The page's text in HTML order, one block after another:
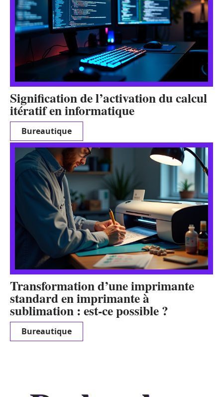
Signification de l’activation du calcul
itératif en informatique
Bureautique
Transformation d’une imprimante
standard en imprimante à
sublimation : est-ce possible ?
Bureautique